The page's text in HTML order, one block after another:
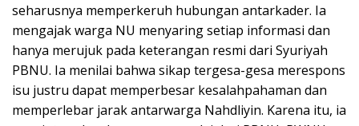
seharusnya memperkeruh hubungan antarkader. Ia
mengajak warga NU menyaring setiap informasi dan
hanya merujuk pada keterangan resmi dari Syuriyah
PBNU. Ia menilai bahwa sikap tergesa-gesa merespons
isu justru dapat memperbesar kesalahpahaman dan
memperlebar jarak antarwarga Nahdliyin. Karena itu, ia